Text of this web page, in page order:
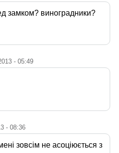
замком? виноградники?
- 05:49
- 08:36
зовсім не асоціюється з